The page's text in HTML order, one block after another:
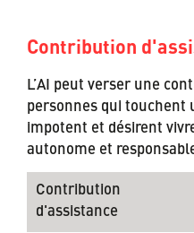
4.13
Demande: Allocation pour
Contribution
L’AI peut verser une
personnes qui touchent
impotent et désirent
autonome et
Contribution
d'assistance